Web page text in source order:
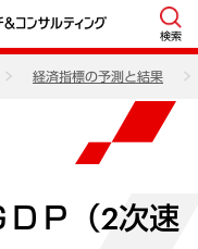
検索
経済指標の予測と結果
Ｐ（2次速